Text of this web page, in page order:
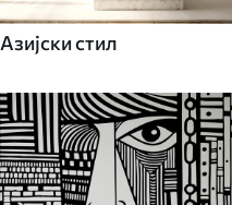
Азијски стил